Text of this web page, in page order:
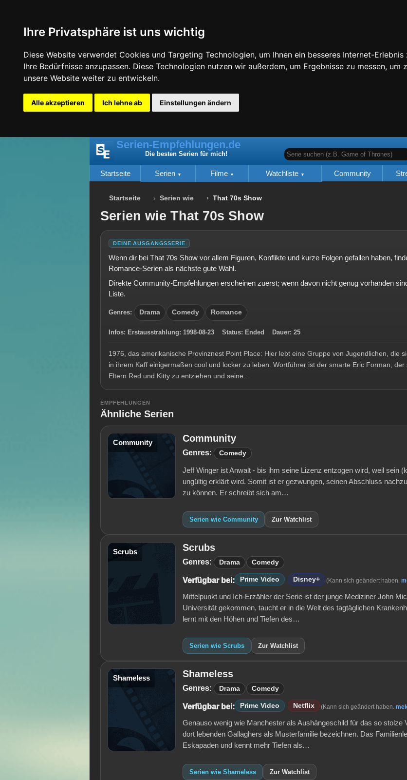
Ihre Privatsphäre ist uns wichtig
Diese Website verwendet Cookies und Targeting Technologien, um Ihnen ein besseres Internet-
Ihre Bedürfnisse anzupassen. Diese Technologien nutzen wir außerdem, um Ergebnisse zu messen,
unsere Website weiter zu entwickeln.
Alle akzeptieren Ich lehne ab Einstellungen ändern
Serie suchen (z.B. Game of Thrones)
Serien-Empfehlungen.de
Die besten Serien für mich!
Startseite Serien Filme Watchliste Community
Startseite Serien wie That 70s Show
Serien wie That 70s Show
DEINE AUSGANGSSERIE
Wenn dir bei That 70s Show vor allem Figuren, Konflikte und kurze Folgen gefallen haben,
Romance-Serien als nächste gute Wahl.
Direkte Community-Empfehlungen erscheinen zuerst; wenn davon nicht genug vorhanden
Liste.
Genres: Drama Comedy Romance
Infos: Erstausstrahlung: 1998-08-23 Status: Ended Dauer: 25
1976, das amerikanische Provinznest Point Place: Hier lebt eine Gruppe von Jugendlichen, die
in ihrem Kaff einigermaßen cool und locker zu leben. Wortführer ist der smarte Eric Forman,
Eltern Red und Kitty zu entziehen und seine…
EMPFEHLUNGEN
Ähnliche Serien
Community Community
Genres: Comedy
Jeff Winger ist Anwalt - bis ihm seine Lizenz entzogen wird, weil sein
ungültig erklärt wird. Somit ist er gezwungen, seinen Abschluss
zu können. Er schreibt sich am…
Serien wie Community Zur Watchlist
Scrubs Scrubs
Genres: Drama Comedy
Verfügbar bei: Prime Video Disney+ (Kann sich geändert haben.
Mittelpunkt und Ich-Erzähler der Serie ist der junge Mediziner John
Universität gekommen, taucht er in die Welt des tagtäglichen
lernt mit den Höhen und Tiefen des…
Serien wie Scrubs Zur Watchlist
Shameless Shameless
Genres: Drama Comedy
Verfügbar bei: Prime Video Netflix (Kann sich geändert haben.
Genauso wenig wie Manchester als Aushängeschild für das so stolze
dort lebenden Gallaghers als Musterfamilie bezeichnen. Das
Eskapaden und kennt mehr Tiefen als…
Serien wie Shameless Zur Watchlist